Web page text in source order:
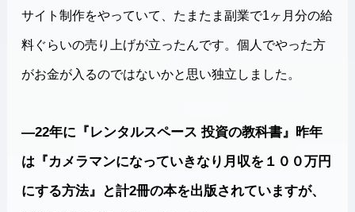
サイト制作をやっていて、たまたま副業で1ヶ月分の給
料ぐらいの売り上げが立ったんです。個人でやった方
がお金が入るのではないかと思い独立しました。
―22年に『レンタルスペース 投資の教科書』昨年
は『カメラマンになっていきなり月収を１００万円
にする方法』と計2冊の本を出版されていますが、